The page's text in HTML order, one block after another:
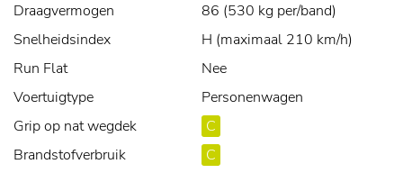
Draagvermogen
86 (530 kg per/band)
Snelheidsindex
H (maximaal 210 km/h)
Run Flat
Nee
Voertuigtype
Personenwagen
Grip op nat wegdek
C
Brandstofverbruik
C